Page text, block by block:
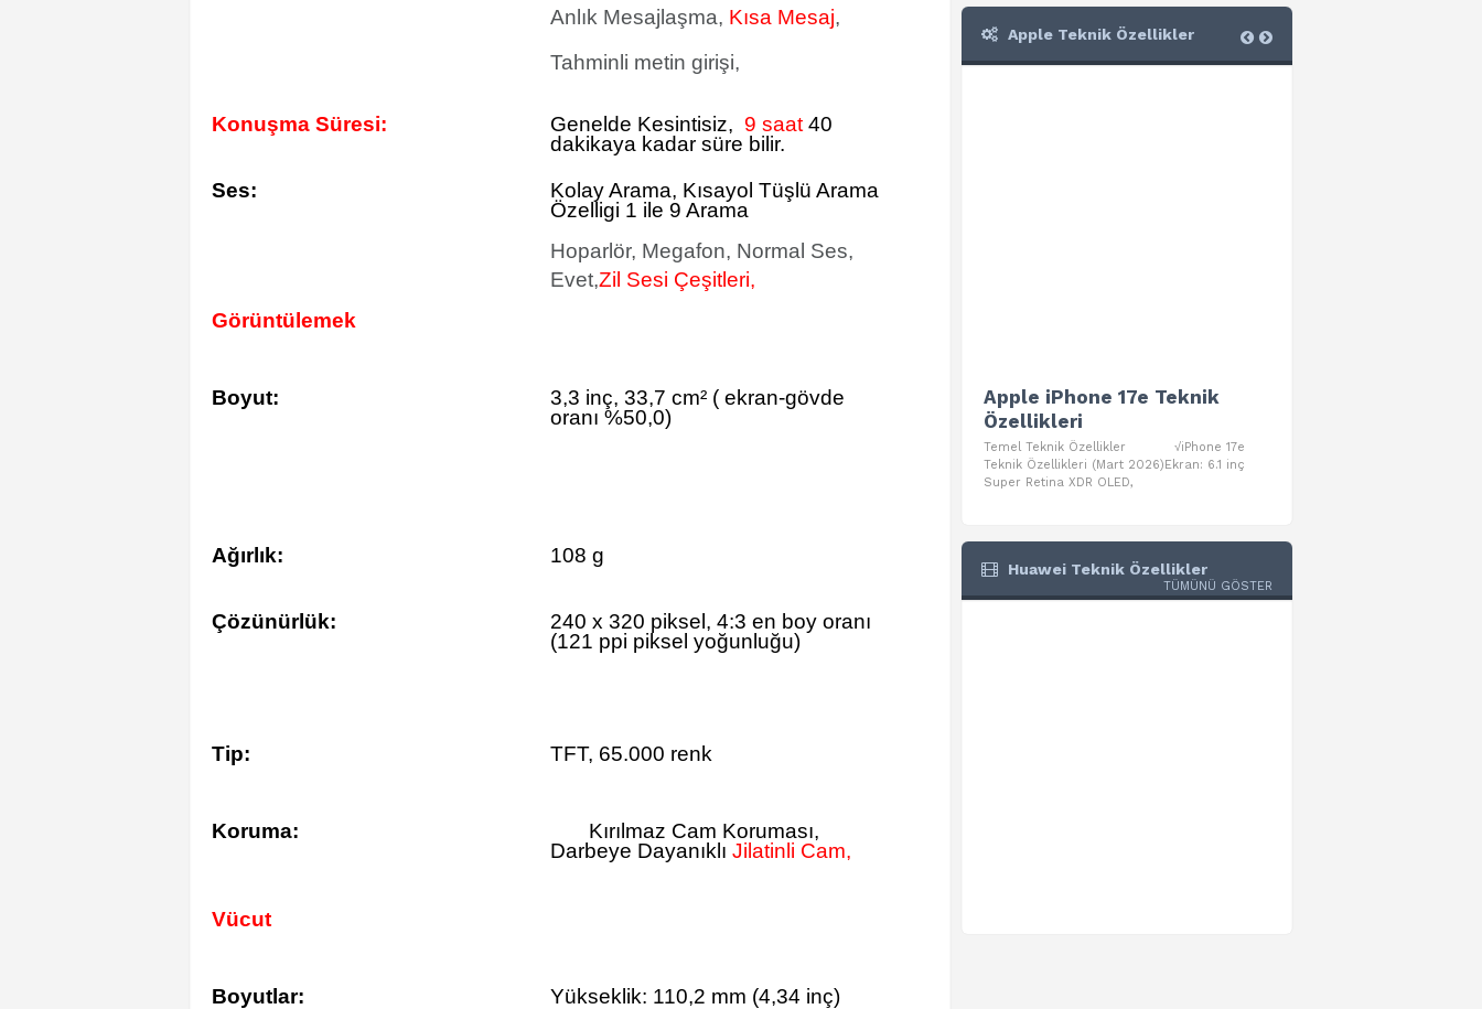
Anlık Mesajlaşma, Kısa Mesaj,
Tahminli metin girişi,
Konuşma Süresi: Genelde Kesintisiz, 9 saat 40
dakikaya kadar süre bilir.
Ses:
Kolay Arama, Kısayol Tüşlü Arama
Özelligi 1 ile 9 Arama
Hoparlör, Megafon, Normal Ses,
Evet,Zil Sesi Çeşitleri,
Görüntülemek
Boyut: 3,3 inç, 33,7 cm² ( ekran-gövde
oranı %50,0)
Ağırlık: 108 g
Çözünürlük:
240 x 320 piksel, 4:3 en boy oranı
(121 ppi piksel yoğunluğu)
Tip: TFT, 65.000 renk
Koruma:
Kırılmaz Cam Koruması,
Darbeye Dayanıklı Jilatinli Cam,
Vücut
Boyutlar: Yükseklik: 110,2 mm (4,34 inç)
Apple Teknik Özellikler
Apple iPhone 17e Teknik
Özellikleri
Temel Teknik Özellikler √iPhone 17e
Teknik Özellikleri (Mart 2026)Ekran: 6.1 inç
Super Retina XDR OLED,
Huawei Teknik Özellikler
TÜMÜNÜ GÖSTER